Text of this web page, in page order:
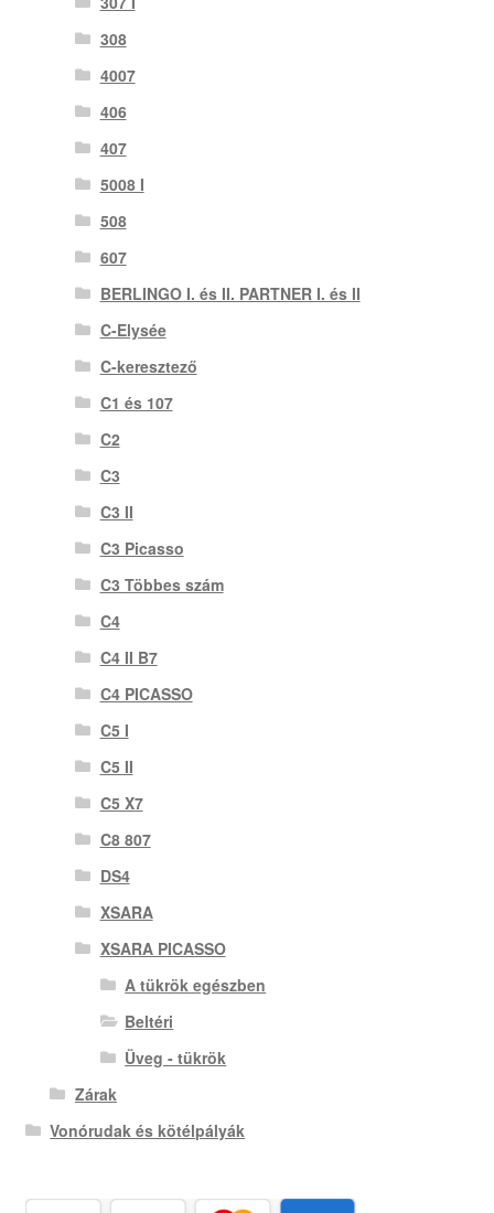
308
4007
406
407
5008 I
508
607
BERLINGO I. és II. PARTNER I. és II
C-Elysée
C-keresztező
C1 és 107
C2
C3
C3 II
C3 Picasso
C3 Többes szám
C4
C4 II B7
C4 PICASSO
C5 I
C5 II
C5 X7
C8 807
DS4
XSARA
XSARA PICASSO
A tükrök egészben
Beltéri
Üveg - tükrök
Zárak
Vonórudak és kötélpályák